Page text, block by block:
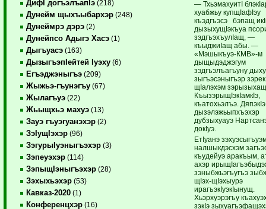
ДифI догъэлъапIэ (218)
Дунейм щыхъыбархэр (248)
Дунеймрэ дэрэ (2)
Дунейпсо Адыгэ Хасэ (1)
Дыгъуасэ (163)
ДызыгъэпIейтей Iуэху (6)
Егъэджэныгъэ (209)
Жыжьэ-гъунэгъу (67)
Жылагъуэ (22)
Жьыщхьэ махуэ (13)
Зауэ гъуэгуанэхэр (2)
ЗэIущIэхэр (96)
ЗэгурыIуэныгъэхэр (3)
Зэпеуэхэр (114)
ЗэпыщIэныгъэхэр (28)
Зэхыхьэхэр (53)
Кавказ-2020 (1)
Конференцхэр (16)
— ТхьэмахуитI
хуабжьу купщIафIэу
къэдгъэсэ бэпащ
дызыхущIэкъуа
зэдгъэхъулIащ, —
къыджиIащ абы. —
«Мэшыкъуэ-КМВ»-м
дыщыдэджэгум
зэдгъэлъагъуну
зыгъэсэныгъэр
щIалэхэм
КъызэрыщIэкIамкIэ,
къатохьэлъэ.
дызэлэжьыпхъэхэр
дубзыхуауэ
докIуэ.
ЕтIуанэ
налшыкдэсхэм
къудейуэ аракъым,
ахэр
зэныбжьэгъугъэ
щIэх-щIэхыурэ
ирагъэкIуэкIынущ.
Хьэрхуэрэгъу
зэкIэ